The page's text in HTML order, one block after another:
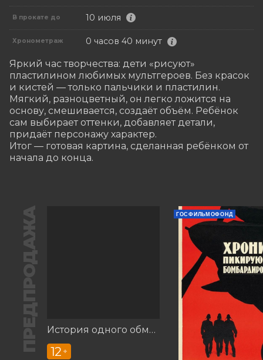
В прокате до 10 июля
Хронометраж 0 часов 40 минут
Яркий час творчества: дети «рисуют»
пластилином любимых мультгероев. Без красок
и кистей — только пальчики и пластилин.
Мягкий, разноцветный, он легко ложится на
основу, смешивается, создаёт объём. Ребёнок
сам выбирает оттенки, добавляет детали,
придаёт персонажу характер.
Итог — готовая картина, сделанная ребёнком от
начала до конца.
ПРЕДПРОДАЖА История одного обмана
12 +
ГОСФИЛЬМОФОНД